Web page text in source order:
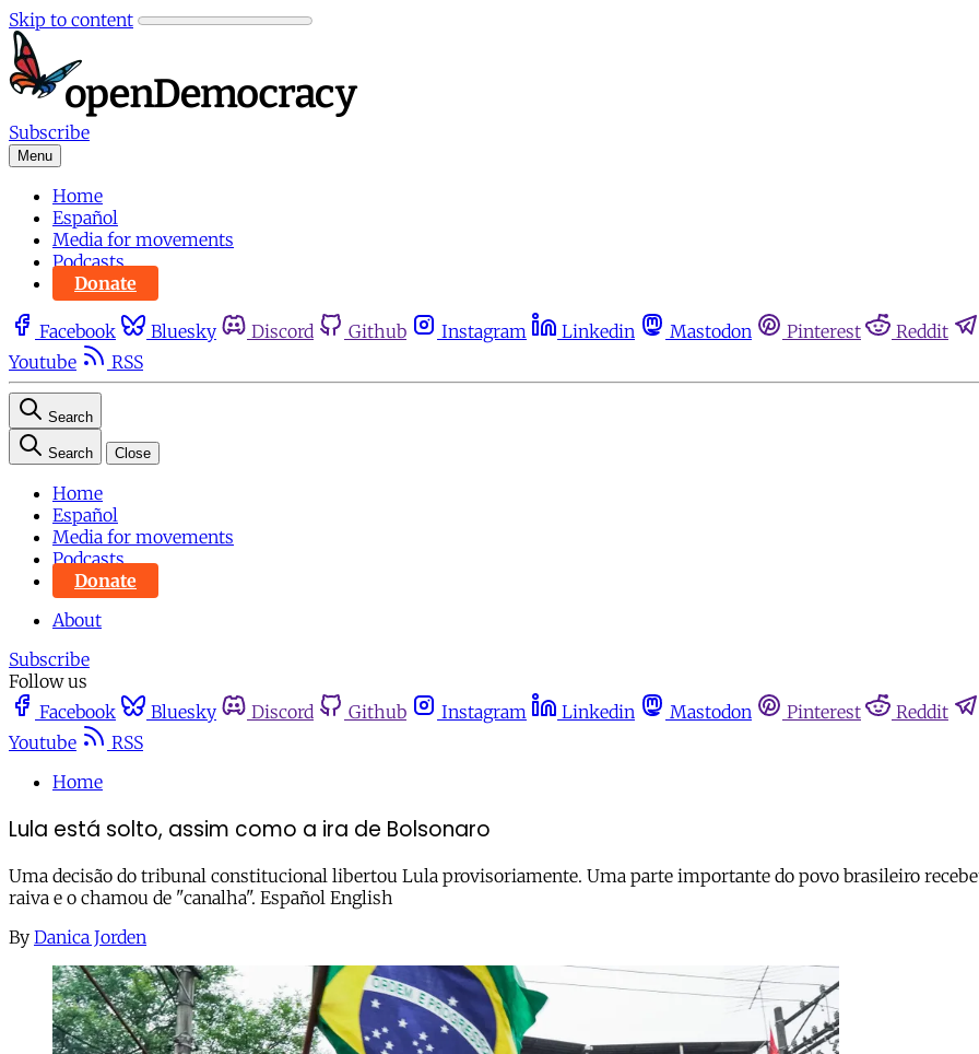
Skip to content
Subscribe
Menu
Home
Español
Media for movements
Podcasts
Donate
Facebook Bluesky Discord Github Instagram Linkedin Mastodon Pinterest
Reddit
Youtube
RSS
Search
Search Close
Home
Español
Media for movements
Podcasts
Donate
About
Subscribe
Follow us
Facebook
Bluesky Discord Github Instagram Linkedin Mastodon Pinterest
Reddit
Youtube
RSS
Home
Lula está solto, assim como a ira de Bolsonaro
Uma decisão do tribunal constitucional libertou Lula provisoriamente. Uma parte importante do povo brasileiro
raiva e o chamou de "canalha". Español English
By Danica Jorden